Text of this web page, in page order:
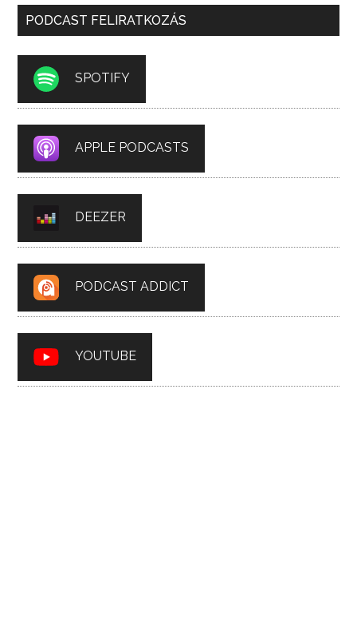
PODCAST FELIRATKOZÁS
SPOTIFY
APPLE PODCASTS
DEEZER
PODCAST ADDICT
YOUTUBE